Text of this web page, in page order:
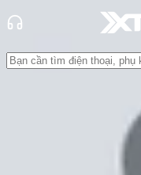
Đánh Giá - Trên